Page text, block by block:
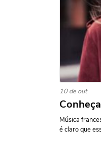
10 de out
Música
é claro que